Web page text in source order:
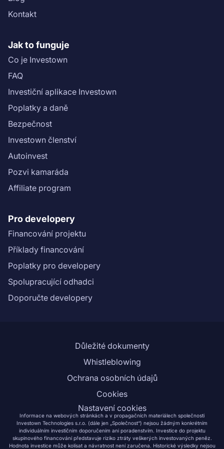
Kontakt
Jak to funguje
Co je Investown
FAQ
Investiční aplikace Investown
Poplatky a daně
Bezpečnost
Investown členství
Autoinvest
Pozvi kamaráda
Affiliate program
Pro developery
Financování projektu
Příklady financování
Poplatky pro developery
Spolupracující odhadci
Doporučte developery
Důležité dokumenty
Whistleblowing
Ochrana osobních údajů
Cookies
Nastavení cookies
Informace na webových stránkách a v propagačních materiálech společnosti
Investown Technologies s.r.o. (dále jen „Společnost“) nejsou žádným konkrétním
individuálním investičním doporučením ani poradenstvím. Investice do projektu
skupinového financování představuje riziko ztráty veškerých investovaných peněz.
Hodnota investice může kolísat a návratnost není zaručena. Historické výsledky nejsou